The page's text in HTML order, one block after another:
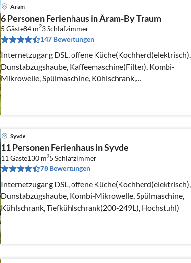
Aram
6 Personen Ferienhaus in Åram-By Traum
5 Gäste84 m23Schlafzimmer
147 Bewertungen
Internetzugang DSL, offene Küche(Kochherd(elektrisch),
Dunstabzugshaube, Kaffeemaschine(Filter), Kombi-
Mikrowelle, Spülmaschine, Kühlschrank,
Tiefkühlschrank(200-249L), Trockner)
Syvde
11 Personen Ferienhaus in Syvde
11 Gäste130 m25 Schlafzimmer
78 Bewertungen
Internetzugang DSL, offene Küche(Kochherd(elektrisch),
Dunstabzugshaube, Kombi-Mikrowelle, Spülmaschine,
Kühlschrank, Tiefkühlschrank(200-249L), Hochstuhl)